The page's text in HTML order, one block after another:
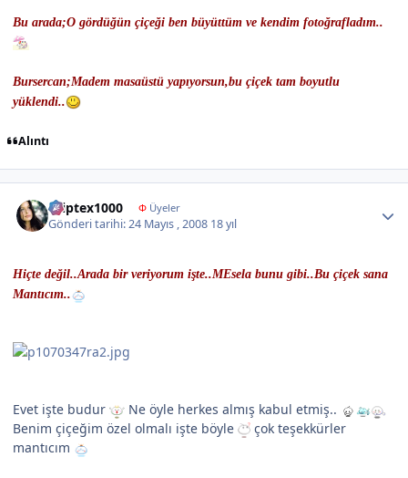
Bu arada;O gördüğün çiçeği ben büyüttüm ve kendim fotoğrafladım..
Bursercan;Madem masaüstü yapıyorsun,bu çiçek tam boyutlu
yüklendi..
Alıntı
kriptex1000 ΦÜyeler
Gönderi tarihi:24 Mayıs , 2008 18 yıl
Hiçte değil..Arada bir veriyorum işte..MEsela bunu gibi..Bu çiçek sana
Mantıcım..
Evet işte budur
Ne öyle herkes almış kabul etmiş..
Benim çiçeğim özel olmalı işte böyle
çok teşekkürler
mantıcım